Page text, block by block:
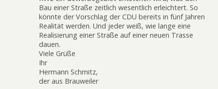
Bau einer Straße zeitlich wesentlich erleichtert. So
könnte der Vorschlag der CDU bereits in fünf Jahren
Realität werden. Und jeder weiß, wie lange eine
Realisierung einer Straße auf einer neuen Trasse
dauen.
Viele Grüße
Ihr
Hermann Schmitz,
der aus Brauweiler